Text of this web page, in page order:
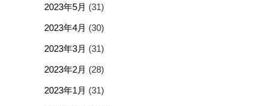
2023年5月 (31)
2023年4月 (30)
2023年3月 (31)
2023年2月 (28)
2023年1月 (31)